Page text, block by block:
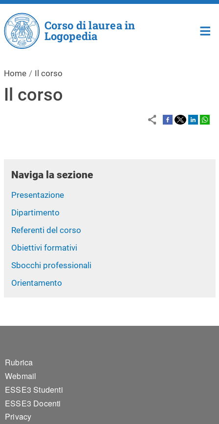
Salta al contenuto principale
Corso di laurea in
Logopedia
Home Il corso
Il corso
Naviga la sezione
Presentazione
Dipartimento
Referenti del corso
Obiettivi formativi
Sbocchi professionali
Orientamento
Footer 1
Rubrica
Webmail
ESSE3 Studenti
ESSE3 Docenti
Privacy